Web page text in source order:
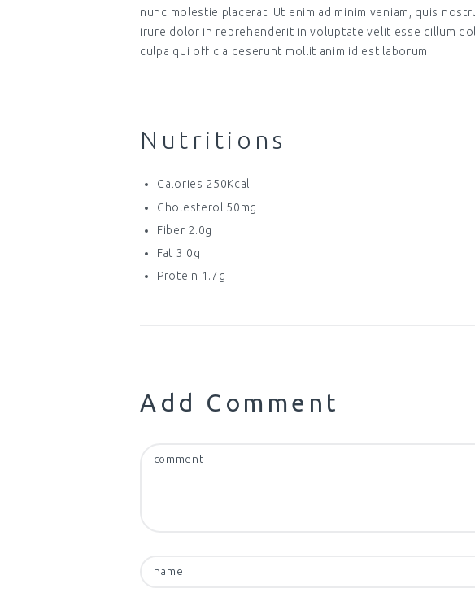
nunc molestie placerat. Ut enim ad minim veniam, quis
irure dolor in reprehenderit in voluptate velit esse cillum
culpa qui officia deserunt mollit anim id est laborum.
Nutritions
Calories 250Kcal
Cholesterol 50mg
Fiber 2.0g
Fat 3.0g
Protein 1.7g
Add Comment